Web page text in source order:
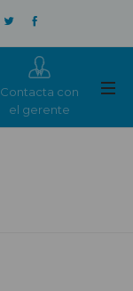
Contacta con
el gerente